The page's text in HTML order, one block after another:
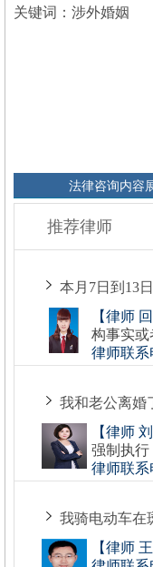
关键词： 涉外婚姻
法律咨询内容
推荐律师
本月7日到13
【律师
构事实
律师联系
我和老公离婚
【律师
强制执
律师联系
我骑电动车在
【律师